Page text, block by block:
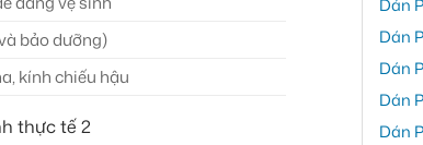
bảo dưỡng)
kính chiếu hậu
Dán
Dán
Dán
Dán
Dán